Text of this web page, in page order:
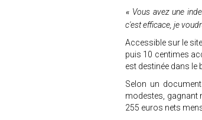
« Vous avez une
c'est efficace, je
Accessible sur le
puis 10 centimes
est destinée dans le
Selon un
modestes, gagnant
255 euros nets